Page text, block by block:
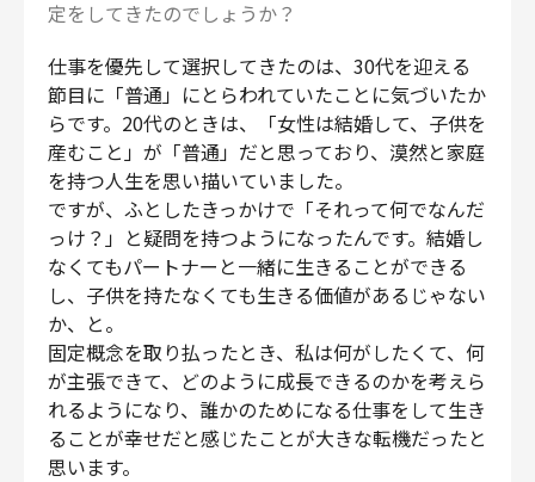
定をしてきたのでしょうか？
仕事を優先して選択してきたのは、30代を迎える
節目に「普通」にとらわれていたことに気づいたか
らです。20代のときは、「女性は結婚して、子供を
産むこと」が「普通」だと思っており、漠然と家庭
を持つ人生を思い描いていました。
ですが、ふとしたきっかけで「それって何でなんだ
っけ？」と疑問を持つようになったんです。結婚し
なくてもパートナーと一緒に生きることができる
し、子供を持たなくても生きる価値があるじゃない
か、と。
固定概念を取り払ったとき、私は何がしたくて、何
が主張できて、どのように成長できるのかを考えら
れるようになり、誰かのためになる仕事をして生き
ることが幸せだと感じたことが大きな転機だったと
思います。